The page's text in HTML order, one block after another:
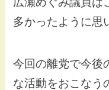
多かったように思
今回の離党で今後
な活動をおこなう